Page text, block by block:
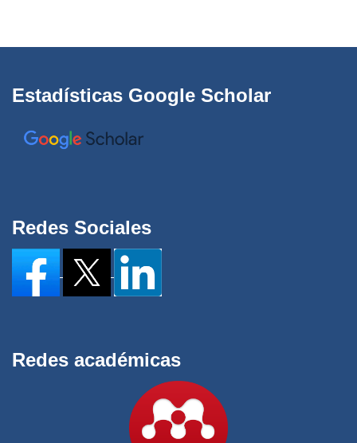
Estadísticas Google Scholar
Redes Sociales
Redes académicas